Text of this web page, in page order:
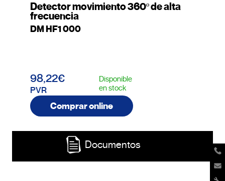
Detector movimiento 360º de alta
frecuencia
DM HF1 000
98,22€
PVR
Disponible
en stock
Comprar online
Documentos